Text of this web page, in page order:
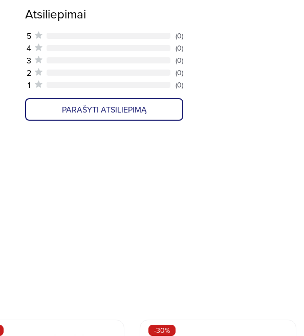
Atsiliepimai
5 (0)
4 (0)
3 (0)
2 (0)
1 (0)
PARAŠYTI ATSILIEPIMĄ
-30%